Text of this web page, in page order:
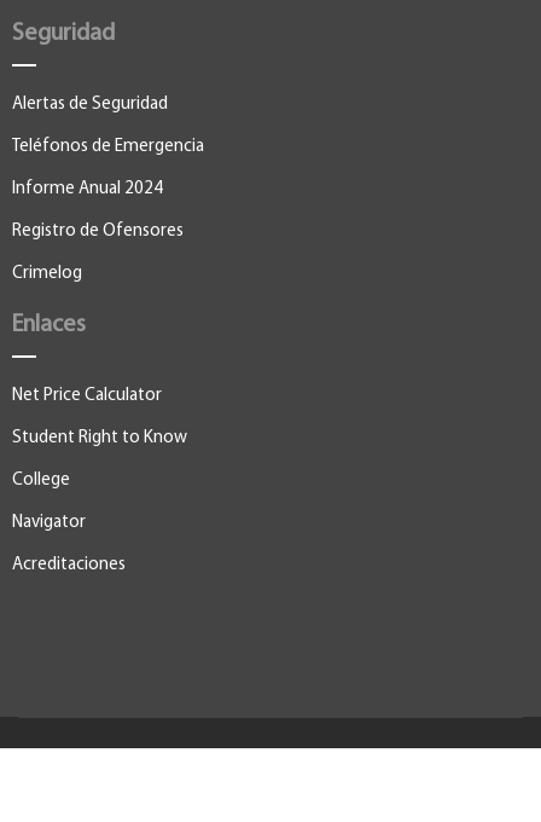
Seguridad
Alertas de Seguridad
Teléfonos de Emergencia
Informe Anual 2024
Registro de Ofensores
Crimelog
Enlaces
Net Price Calculator
Student Right to Know
College
Navigator
Acreditaciones